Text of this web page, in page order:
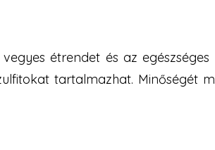
étrendet és az
tartalmazhat. Minőségét